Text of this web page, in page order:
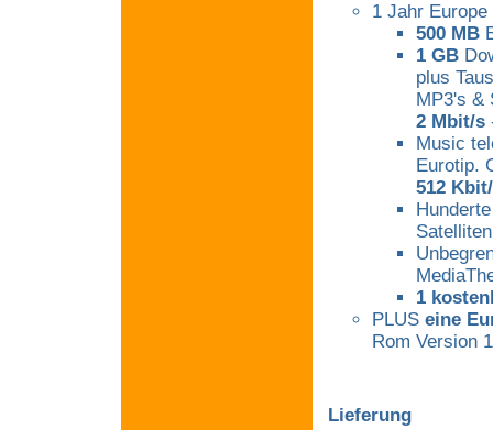
1 Jahr
500 MB
1 GB
plus
MP3's &
2 Mbit/s
Music
Eurotip.
512
1
PLUS eine
Rom Version
Lieferung